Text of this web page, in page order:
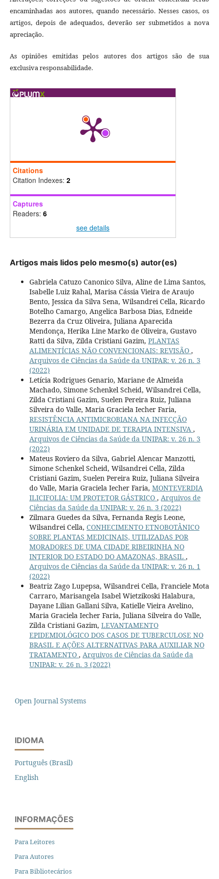
encaminhadas aos autores, quando necessário. Nesses casos, os
artigos, depois de adequados, deverão ser submetidos a nova
apreciação.
As opiniões emitidas pelos autores dos artigos são de sua
exclusiva responsabilidade.
Citations
Citation Indexes: 2
Captures
Readers: 6
see details
Artigos mais lidos pelo mesmo(s) autor(es)
Gabriela Catuzo Canonico Silva, Aline de Lima Santos,
Isabelle Luiz Rahal, Marisa Cássia Vieira de Araujo
Bento, Jessica da Silva Sena, Wilsandrei Cella, Ricardo
Botelho Camargo, Angelica Barbosa Dias, Edneide
Bezerra da Cruz Oliveira, Juliana Aparecida
Mendonça, Herika Line Marko de Oliveira, Gustavo
Ratti da Silva, Zilda Cristiani Gazim, PLANTAS
ALIMENTÍCIAS NÃO CONVENCIONAIS: REVISÃO ,
Arquivos de Ciências da Saúde da UNIPAR: v. 26 n. 3
(2022)
Letícia Rodrigues Genario, Mariane de Almeida
Machado, Simone Schenkel Scheid, Wilsandrei Cella,
Zilda Cristiani Gazim, Suelen Pereira Ruiz, Juliana
Silveira do Valle, Maria Graciela Iecher Faria,
RESISTÊNCIA ANTIMICROBIANA NA INFECÇÃO
URINÁRIA EM UNIDADE DE TERAPIA INTENSIVA ,
Arquivos de Ciências da Saúde da UNIPAR: v. 26 n. 3
(2022)
Mateus Roviero da Silva, Gabriel Alencar Manzotti,
Simone Schenkel Scheid, Wilsandrei Cella, Zilda
Cristiani Gazim, Suelen Pereira Ruiz, Juliana Silveira
do Valle, Maria Graciela Iecher Faria, MONTEVERDIA
ILICIFOLIA: UM PROTETOR GÁSTRICO , Arquivos de
Ciências da Saúde da UNIPAR: v. 26 n. 3 (2022)
Zilmara Guedes da Silva, Fernanda Regis Leone,
Wilsandrei Cella, CONHECIMENTO ETNOBOTÂNICO
SOBRE PLANTAS MEDICINAIS, UTILIZADAS POR
MORADORES DE UMA CIDADE RIBEIRINHA NO
INTERIOR DO ESTADO DO AMAZONAS, BRASIL ,
Arquivos de Ciências da Saúde da UNIPAR: v. 26 n. 1
(2022)
Beatriz Zago Lupepsa, Wilsandrei Cella, Franciele Mota
Carraro, Marisangela Isabel Wietzikoski Halabura,
Dayane Lilian Gallani Silva, Katielle Vieira Avelino,
Maria Graciela Iecher Faria, Juliana Silveira do Valle,
Zilda Cristiani Gazim, LEVANTAMENTO
EPIDEMIOLÓGICO DOS CASOS DE TUBERCULOSE NO
BRASIL E AÇÕES ALTERNATIVAS PARA AUXILIAR NO
TRATAMENTO , Arquivos de Ciências da Saúde da
UNIPAR: v. 26 n. 3 (2022)
Open Journal Systems
IDIOMA
Português (Brasil)
English
INFORMAÇÕES
Para Leitores
Para Autores
Para Bibliotecários